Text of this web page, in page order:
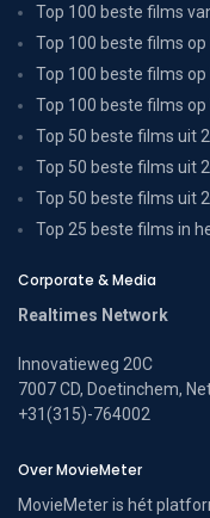
Top 100 beste films
Top 100 beste films
Top 100 beste films op
Top 100 beste films
Top 50 beste films uit
Top 50 beste films uit
Top 50 beste films uit
Top 25 beste films in
Corporate & Media
Realtimes Network
Innovatieweg 20C
7007 CD, Doetinchem,
+31(315)-764002
Over MovieMeter
MovieMeter is hét